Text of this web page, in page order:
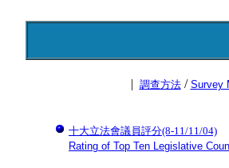
| 調查方法/ Survey
十大立法會議員評分(8-11/11/04)
Rating of Top Ten Legislative